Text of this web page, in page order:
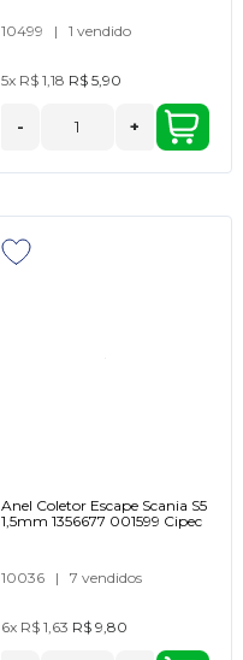
10499 | 1 vendido
5x R$ 1,18 R$ 5,90
- +
Anel Coletor Escape Scania S5
1,5mm 1356677 001599 Cipec
10036 | 7 vendidos
6x R$ 1,63 R$ 9,80